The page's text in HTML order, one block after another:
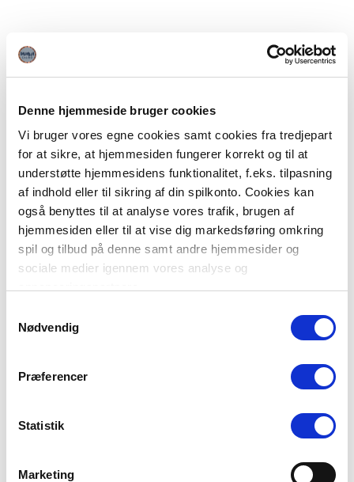
Denne hjemmeside bruger cookies
Vi bruger vores egne cookies samt cookies fra tredjepart
for at sikre, at hjemmesiden fungerer korrekt og til at
understøtte hjemmesidens funktionalitet, f.eks. tilpasning
af indhold eller til sikring af din spilkonto. Cookies kan
også benyttes til at analyse vores trafik, brugen af
hjemmesiden eller til at vise dig markedsføring omkring
spil og tilbud på denne samt andre hjemmesider og
sociale medier igennem vores analyse og
Du kan læse mere om vores brug af cookies under
"Detaljer" eller ved at klikke videre til vores Cookiepolitik,
Nødvendig
Præferencer
Statistik
Marketing